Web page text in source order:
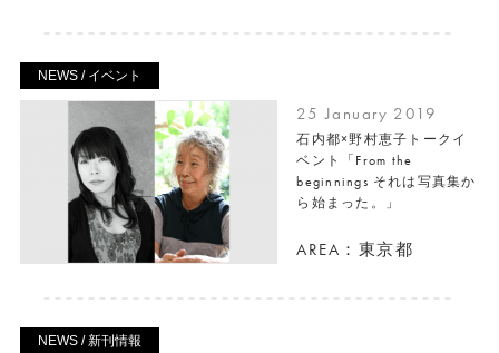
NEWS / イベント
25 January 2019
石内都×野村恵子トークイ
ベント「From the
beginnings それは写真集か
ら始まった。」
AREA：東京都
NEWS / 新刊情報